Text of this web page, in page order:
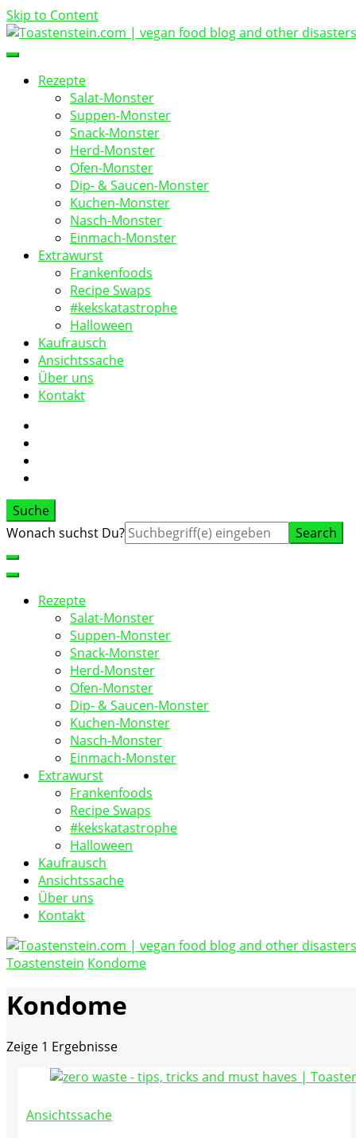
Skip to Content
Toastenstein.com
vegan food blog
Rezepte
Salat-Monster
Suppen-Monster
Snack-Monster
Herd-Monster
Ofen-Monster
Dip- & Saucen-Monster
Kuchen-Monster
Nasch-Monster
Einmach-Monster
Extrawurst
Frankenfoods
Recipe Swaps
#kekskatastrophe
Halloween
Kaufrausch
Ansichtssache
Über uns
Kontakt
Suche
Suche
Wonach suchst Du?
Rezepte
Salat-Monster
Suppen-Monster
Snack-Monster
Herd-Monster
Ofen-Monster
Dip- & Saucen-Monster
Kuchen-Monster
Nasch-Monster
Einmach-Monster
Extrawurst
Frankenfoods
Recipe Swaps
#kekskatastrophe
Halloween
Kaufrausch
Ansichtssache
Über uns
Kontakt
Toastenstein.com
Toastenstein Kondome
Kondome
Zeige 1 Ergebnisse
Ansichtssache